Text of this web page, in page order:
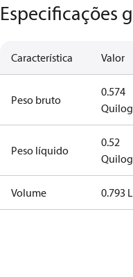
Especificações
Característica Valor
Peso bruto
0.574
Peso líquido
0.52
Volume 0.793